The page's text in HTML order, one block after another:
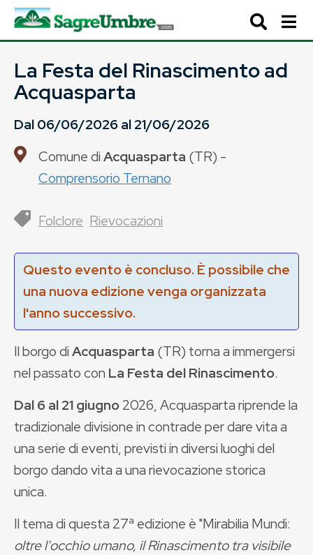
La Festa del Rinascimento ad
Acquasparta
Dal06/06/2026al21/06/2026
Comune diAcquasparta (TR) -
Comprensorio Ternano
Folclore Rievocazioni
Questo evento è concluso. È possibile che
una nuova edizione venga organizzata
l'anno successivo.
Il borgo diAcquasparta (TR) torna a immergersi
nel passato con La Festa del Rinascimento.
Dal 6 al 21 giugno2026, Acquasparta riprende la
tradizionale divisione in contrade per dare vita a
una serie di eventi, previsti in diversi luoghi del
borgo dando vita a una rievocazione storica
unica.
Il tema di questa 27ª edizione è "Mirabilia Mundi:
oltre l'occhio umano, il Rinascimento tra visibile